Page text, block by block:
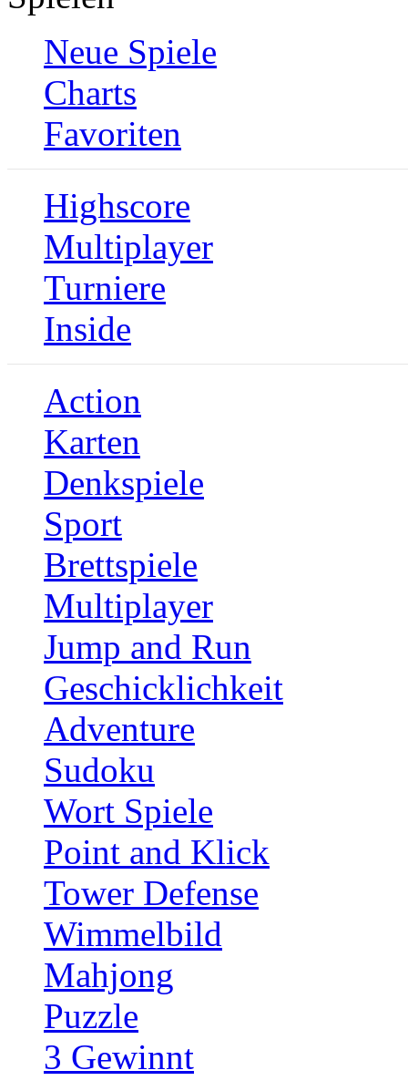
Neue Spiele
Charts
Favoriten
Highscore
Multiplayer
Turniere
Inside
Action
Karten
Denkspiele
Sport
Brettspiele
Multiplayer
Jump and Run
Geschicklichkeit
Adventure
Sudoku
Wort Spiele
Point and Klick
Tower Defense
Wimmelbild
Mahjong
Puzzle
3 Gewinnt